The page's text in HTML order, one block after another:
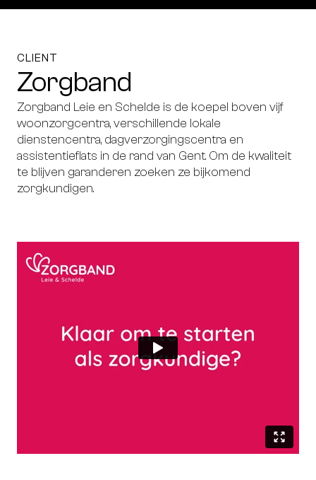
CLIENT
Zorgband
Zorgband Leie en Schelde is de koepel boven vijf
woonzorgcentra, verschillende lokale
dienstencentra, dagverzorgingscentra en
assistentieflats in de rand van Gent. Om de kwaliteit
te blijven garanderen zoeken ze bijkomend
zorgkundigen.